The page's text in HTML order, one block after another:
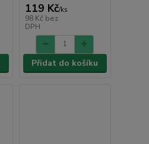
119 Kč/ks
98 Kč bez
DPH
Přidat do košíku